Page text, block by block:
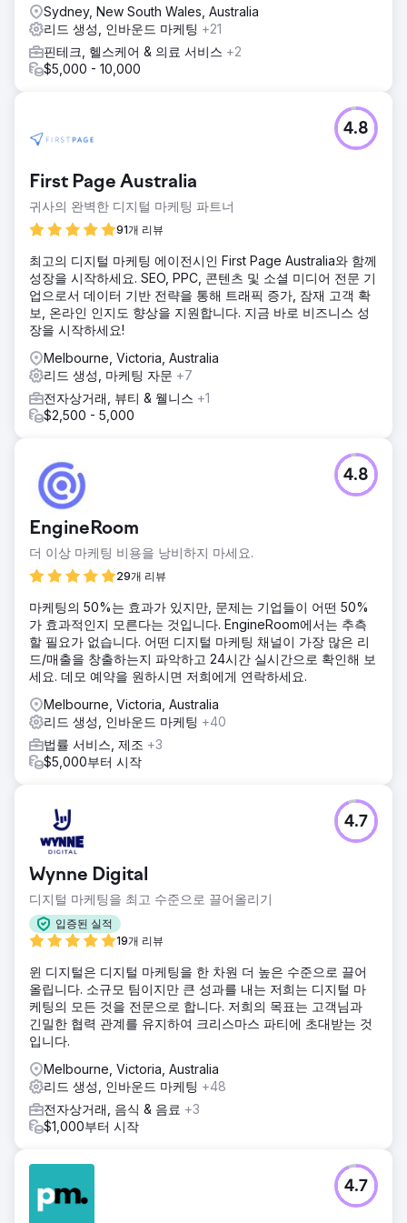
Sydney, New South Wales, Australia
리드 생성, 인바운드 마케팅 +21
핀테크, 헬스케어 & 의료 서비스 +2
$5,000 - 10,000
First Page Australia
귀사의 완벽한 디지털 마케팅 파트너
91개 리뷰
4.8
최고의 디지털 마케팅 에이전시인 First Page Australia와 함께
성장을 시작하세요. SEO, PPC, 콘텐츠 및 소셜 미디어 전문 기
업으로서 데이터 기반 전략을 통해 트래픽 증가, 잠재 고객 확
보, 온라인 인지도 향상을 지원합니다. 지금 바로 비즈니스 성
장을 시작하세요!
Melbourne, Victoria, Australia
리드 생성, 마케팅 자문 +7
전자상거래, 뷰티 & 웰니스 +1
$2,500 - 5,000
EngineRoom
더 이상 마케팅 비용을 낭비하지 마세요.
29개 리뷰
4.8
마케팅의 50%는 효과가 있지만, 문제는 기업들이 어떤 50%
가 효과적인지 모른다는 것입니다. EngineRoom에서는 추측
할 필요가 없습니다. 어떤 디지털 마케팅 채널이 가장 많은 리
드/매출을 창출하는지 파악하고 24시간 실시간으로 확인해 보
세요. 데모 예약을 원하시면 저희에게 연락하세요.
Melbourne, Victoria, Australia
리드 생성, 인바운드 마케팅 +40
법률 서비스, 제조 +3
$5,000부터 시작
Wynne Digital
디지털 마케팅을 최고 수준으로 끌어올리기
입증된 실적
19개 리뷰
4.7
윈 디지털은 디지털 마케팅을 한 차원 더 높은 수준으로 끌어
올립니다. 소규모 팀이지만 큰 성과를 내는 저희는 디지털 마
케팅의 모든 것을 전문으로 합니다. 저희의 목표는 고객님과
긴밀한 협력 관계를 유지하여 크리스마스 파티에 초대받는 것
입니다.
Melbourne, Victoria, Australia
리드 생성, 인바운드 마케팅 +48
전자상거래, 음식 & 음료 +3
$1,000부터 시작
4.7